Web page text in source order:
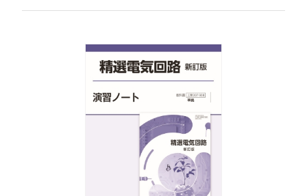
会社案内
よくあるご質問・お問い合わせ
個人情報・特定個人情報の取り扱い
教科書採択の公正確保に関する基本方針